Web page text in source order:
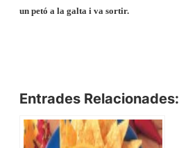
un petó a la galta i va sortir.
Entrades Relacionades: